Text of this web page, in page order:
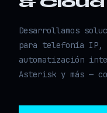
Desarrollamos
para telefonía IP,
automatización
Asterisk y más —